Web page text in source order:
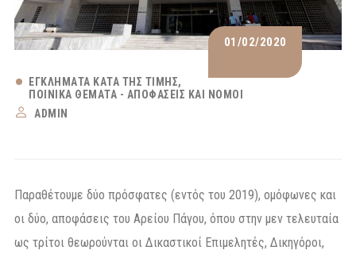
01/02/2020
ΕΓΚΛΉΜΑΤΑ ΚΑΤΆ ΤΗΣ ΤΙΜΉΣ
ΠΟΙΝΙΚΆ ΘΈΜΑΤΑ - ΑΠΟΦΆΣΕΙΣ ΚΑΙ ΝΌΜΟΙ
ADMIN
Παραθέτουμε δύο πρόσφατες (εντός του 2019), ομόφωνες και
οι δύο, αποφάσεις του Αρείου Πάγου, όπου στην μεν τελευταία
ως τρίτοι θεωρούνται οι Δικαστικοί Επιμελητές, Δικηγόροι,